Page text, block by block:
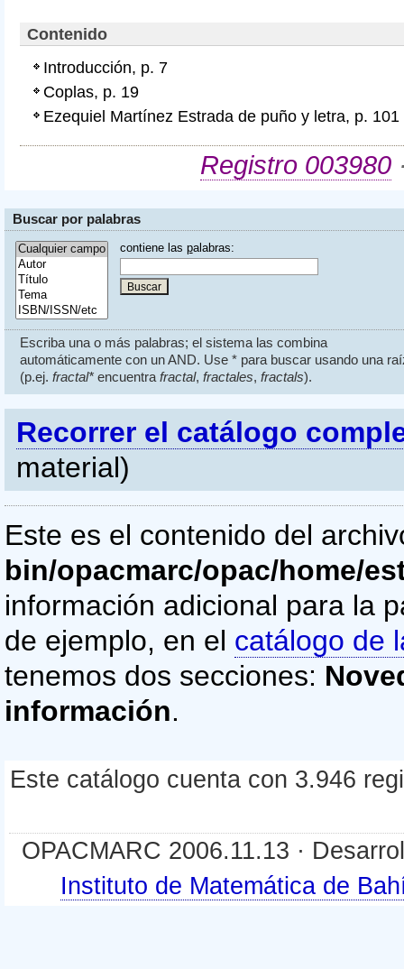
Contenido
Introducción, p. 7
Coplas, p. 19
Ezequiel Martínez Estrada de puño y letra, p. 101
Registro 003980
Buscar por palabras
contiene las palabras:
Escriba una o más palabras; el sistema las combina
automáticamente con un AND. Use * para buscar usando una
(p.ej. fractal*encuentra fractal, fractales, fractals).
Recorrer el catálogo
material)
Este es el contenido del
bin/opacmarc/opac/home/
información adicional para la
de ejemplo, en el catálogo de
tenemos dos secciones:
información.
Este catálogo cuenta con 3.946
OPACMARC 2006.11.13 ·
Instituto de Matemática de